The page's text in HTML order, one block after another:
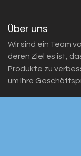
Über uns
Wir sind ein Team
deren Ziel es ist,
Produkte zu
um Ihre